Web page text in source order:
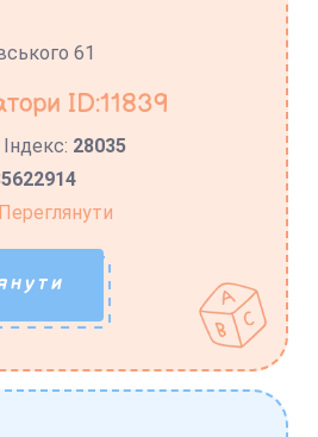
61
ID:11839
28035
Переглянути